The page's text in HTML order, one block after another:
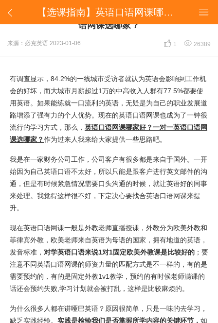
 
【选课指南】英语口语网课哪家好？一对一英语口语网课选哪家？
【选课指南】英语口语网课哪家好？一对一英语口
语网课选哪家？
来源：必克英语 2023-01-06  1  26389
有调查显示，84.2%的一线城市受访者就认为英语会影响到工作机
会的好坏，而大城市月薪超过1万的中高收入人群有77.5%都要使
用英语。如果能练就一口流利的英语，无疑是为自己的职业发展道
路增添了强有力的个人优势。现在的英语口语网课也成为了一钟很
流行的学习方式，那么， 英语口语网课哪家好？一对一英语口语网
课选哪家？作为过来人我来给大家提供一些思路吧。
我是在一家财务公司工作，公司客户有很多都是来自于国外。一开
始因为自己英语口语不太好，所以只能是跟客户进行英文邮件的沟
通，但是有时候紧急情况需要口头沟通的时候，就让英语好的同事
来处理。我觉得这样很不好，下定决心要找合英语口语网课来提
升。
现在英语口语网课一般是外教老师直播授课，外教分为欧美外教和
菲律宾外教，欧美老师来自英语为母语的国家，拥有地道的英语，
发音标准， 对学英语口语来说1对1固定欧美外教课是比较好的 ；要
注意不同英语口语网课的师资力量的匹配方式是不一样的，有的是
需要预约的，有的是固定外教1v1教学，预约的有时候老师满课的
话还会预约失败,学习计划就会被打乱，这样是比较麻烦的。
为什么很多人都在讲哑巴英语？原因很简单，只是一味的去学习，
缺乏实践经验。 实践是检验我们是否掌握所学内容的关键环节， 如